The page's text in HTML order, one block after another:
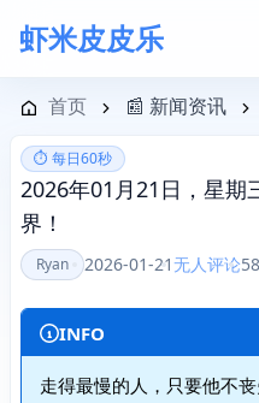
虾米皮皮乐
航菜单
首页 📰 新闻资讯
⏱️ 每日60秒
2026年01月21日，星期
界！
Ryan 2026-01-21无人评论
INFO
走得最慢的人，只要他不